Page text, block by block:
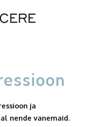
ja
nende vanemaid.